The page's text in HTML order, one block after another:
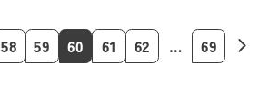
58 59 60 61 62 … 69